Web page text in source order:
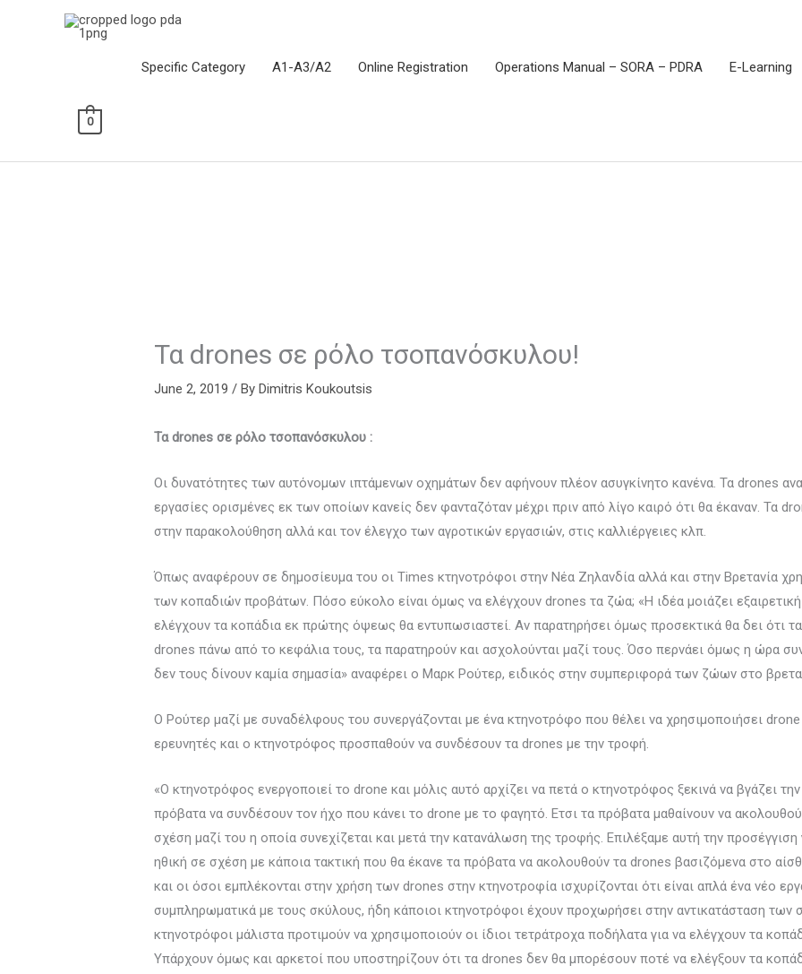
Specific Category Α1-Α3/Α2 Online Registration Operations Manual – SORA – PDRA E-Learning
0
Τα drones σε ρόλο τσοπανόσκυλου!
June 2, 2019/ ByDimitris Koukoutsis
Τα drones σε ρόλο τσοπανόσκυλου :
Οι δυνατότητες των αυτόνομων ιπτάμενων οχημάτων δεν αφήνουν πλέον ασυγκίνητο κανένα. Τα drones
εργασίες ορισμένες εκ των οποίων κανείς δεν φανταζόταν μέχρι πριν από λίγο καιρό ότι θα έκαναν. Τα
στην παρακολούθηση αλλά και τον έλεγχο των αγροτικών εργασιών, στις καλλιέργειες κλπ.
Όπως αναφέρουν σε δημοσίευμα του οι Times κτηνοτρόφοι στην Νέα Ζηλανδία αλλά και στην Βρετανία
των κοπαδιών προβάτων. Πόσο εύκολο είναι όμως να ελέγχουν drones τα ζώα; «Η ιδέα μοιάζει
ελέγχουν τα κοπάδια εκ πρώτης όψεως θα εντυπωσιαστεί. Αν παρατηρήσει όμως προσεκτικά θα δει ότι
drones πάνω από το κεφάλια τους, τα παρατηρούν και ασχολούνται μαζί τους. Όσο περνάει όμως η ώρα
δεν τους δίνουν καμία σημασία» αναφέρει ο Μαρκ Ρούτερ, ειδικός στην συμπεριφορά των ζώων στο
Ο Ρούτερ μαζί με συναδέλφους του συνεργάζονται με ένα κτηνοτρόφο που θέλει να χρησιμοποιήσει
ερευνητές και ο κτηνοτρόφος προσπαθούν να συνδέσουν τα drones με την τροφή.
«Ο κτηνοτρόφος ενεργοποιεί το drone και μόλις αυτό αρχίζει να πετά ο κτηνοτρόφος ξεκινά να βγάζει
πρόβατα να συνδέσουν τον ήχο που κάνει το drone με το φαγητό. Ετσι τα πρόβατα μαθαίνουν να
σχέση μαζί του η οποία συνεχίζεται και μετά την κατανάλωση της τροφής. Επιλέξαμε αυτή την προσέγγιση
ηθική σε σχέση με κάποια τακτική που θα έκανε τα πρόβατα να ακολουθούν τα drones βασιζόμενα στο
και οι όσοι εμπλέκονται στην χρήση των drones στην κτηνοτροφία ισχυρίζονται ότι είναι απλά ένα νέο
συμπληρωματικά με τους σκύλους, ήδη κάποιοι κτηνοτρόφοι έχουν προχωρήσει στην αντικατάσταση των
κτηνοτρόφοι μάλιστα προτιμούν να χρησιμοποιούν οι ίδιοι τετράτροχα ποδήλατα για να ελέγχουν τα
Υπάρχουν όμως και αρκετοί που υποστηρίζουν ότι τα drones δεν θα μπορέσουν ποτέ να ελέγξουν τα